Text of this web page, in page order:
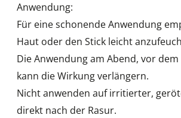
Anwendung:
Für eine schonende Anwendung
Haut oder den Stick leicht
Die Anwendung am Abend, vor
kann die Wirkung verlängern.
Nicht anwenden auf irritierter,
direkt nach der Rasur.